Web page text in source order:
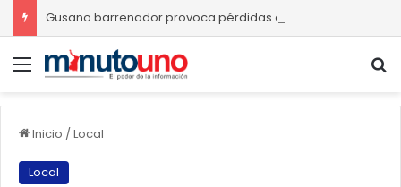
Menú
Inicio /Local
Local